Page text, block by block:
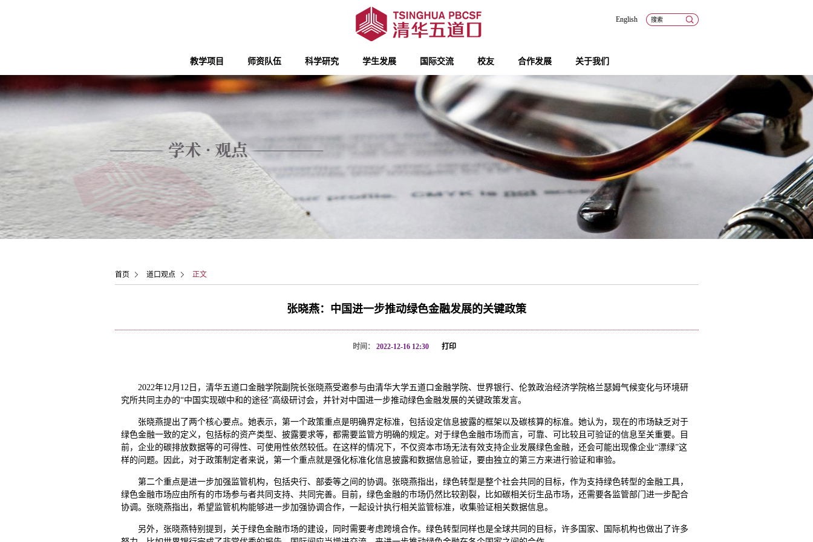
教学项目 师资队伍 科学研究 学生发展 国际交流 校友 合作发展 关于我们
English
首页 道口观点 正文
张晓燕：中国进一步推动绿色金融发展的关键政策
时间： 2022-12-16 12:30 打印
2022年12月12日，清华五道口金融学院副院长张晓燕受邀参与由清华大学五道口金融学院、世界银行、伦敦政治经济学院格兰瑟姆气候变化与环境研
究所共同主办的“中国实现碳中和的途径”高级研讨会，并针对中国进一步推动绿色金融发展的关键政策发言。
张晓燕提出了两个核心要点。她表示，第一个政策重点是明确界定标准，包括设定信息披露的框架以及碳核算的标准。她认为，现在的市场缺乏对于
绿色金融一致的定义，包括标的资产类型、披露要求等，都需要监管方明确的规定。对于绿色金融市场而言，可靠、可比较且可验证的信息至关重要。目
前，企业的碳排放数据等的可得性、可使用性依然较低。在这样的情况下，不仅资本市场无法有效支持企业发展绿色金融，还会可能出现像企业“漂绿”这
样的问题。因此，对于政策制定者来说，第一个重点就是强化标准化信息披露和数据信息验证，要由独立的第三方来进行验证和审验。
第二个重点是进一步加强监管机构，包括央行、部委等之间的协调。张晓燕指出，绿色转型是整个社会共同的目标，作为支持绿色转型的金融工具，
绿色金融市场应由所有的市场参与者共同支持、共同完善。目前，绿色金融的市场仍然比较割裂，比如碳相关衍生品市场，还需要各监管部门进一步配合
协调。张晓燕指出，希望监管机构能够进一步加强协调合作，一起设计执行相关监管标准，收集验证相关数据信息。
另外，张晓燕特别提到，关于绿色金融市场的建设，同时需要考虑跨境合作。绿色转型同样也是全球共同的目标，许多国家、国际机构也做出了许多